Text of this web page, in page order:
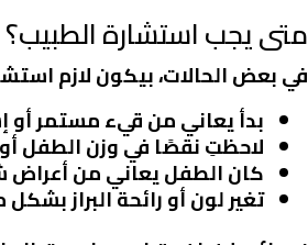
متى يجب استشارة الطبيب؟
في بعض الحالات، بيكون لازم
بدأ يعاني من قيء مستمر أو
لاحظتِ نقصًا في وزن الطفل أو
كان الطفل يعاني من
تغير لون أو رائحة البراز